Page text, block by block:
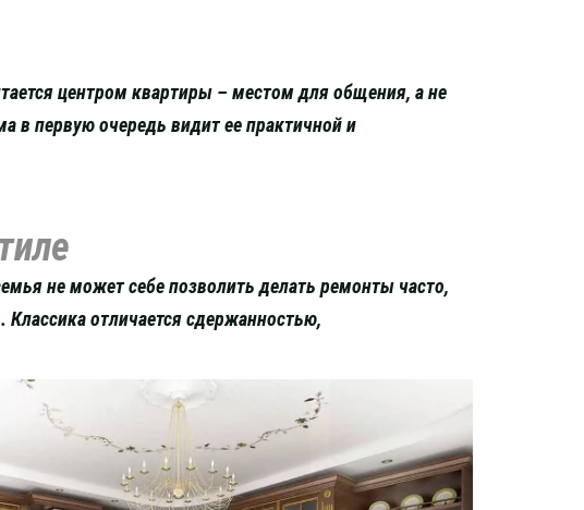
центром квартиры – местом для общения, а не
в первую очередь видит ее практичной и
не может себе позволить делать ремонты часто,
отличается сдержанностью,